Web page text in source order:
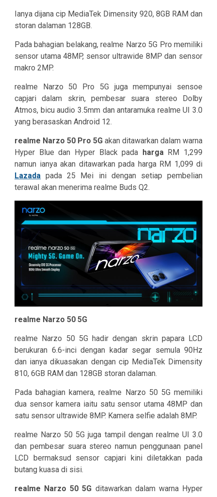
Ianya dijana cip MediaTek Dimensity 920, 8GB RAM dan
storan dalaman 128GB.
Pada bahagian belakang, realme Narzo 5G Pro memiliki
sensor utama 48MP, sensor ultrawide 8MP dan sensor
makro 2MP.
realme Narzo 50 Pro 5G juga mempunyai sensoe
capjari dalam skrin, pembesar suara stereo Dolby
Atmos, bicu audio 3.5mm dan antaramuka realme UI 3.0
yang berasaskan Android 12.
realme Narzo 50 Pro 5G akan ditawarkan dalam warna
Hyper Blue dan Hyper Black pada hargaRM 1,299
namun ianya akan ditawarkan pada harga RM 1,099 di
Lazada pada 25 Mei ini dengan setiap pembelian
terawal akan menerima realme Buds Q2.
realme Narzo 50 5G
realme Narzo 50 5G hadir dengan skrin papara LCD
berukuran 6.6-inci dengan kadar segar semula 90Hz
dan ianya dikuasakan dengan cip MediaTek Dimensity
810, 6GB RAM dan 128GB storan dalaman.
Pada bahagian kamera, realme Narzo 50 5G memiliki
dua sensor kamera iaitu satu sensor utama 48MP dan
satu sensor ultrawide 8MP. Kamera selfie adalah 8MP.
realme Narzo 50 5G juga tampil dengan realme UI 3.0
dan pembesar suara stereo namun penggunaan panel
LCD bermaksud sensor capjari kini diletakkan pada
butang kuasa di sisi.
realme Narzo 50 5G ditawarkan dalam warna Hyper